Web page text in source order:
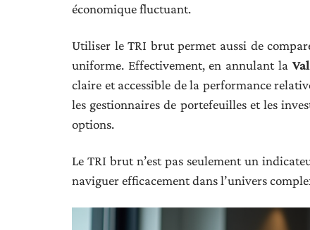
économique fluctuant.
Utiliser le TRI brut permet aussi de
uniforme. Effectivement, en annulant la
claire et accessible de la performance
les gestionnaires de portefeuilles et les
options.
Le TRI brut n’est pas seulement un
naviguer efficacement dans l’univers